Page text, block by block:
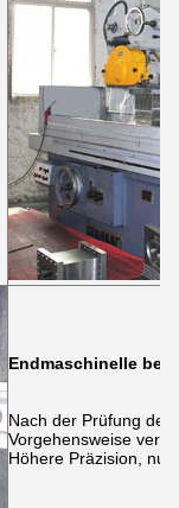
Endmaschinelle
Nach der Prüfung
Vorgehensweise
Höhere Präzision, nur